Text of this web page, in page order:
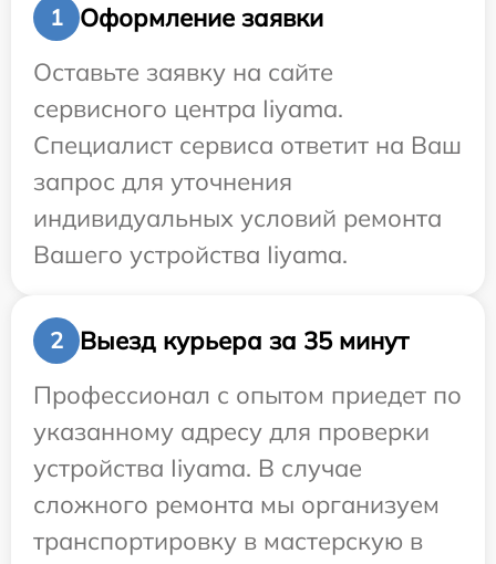
1
Оформление заявки
Оставьте заявку на сайте
сервисного центра Iiyama.
Специалист сервиса ответит на Ваш
запрос для уточнения
индивидуальных условий ремонта
Вашего устройства Iiyama.
2
Выезд курьера за 35 минут
Профессионал с опытом приедет по
указанному адресу для проверки
устройства Iiyama. В случае
сложного ремонта мы организуем
транспортировку в мастерскую в